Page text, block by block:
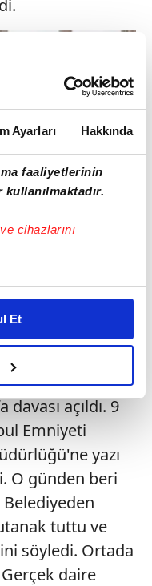
Ayarları Hakkında
faaliyetlerinin
cihazlarını
sizlere özel
Bunu yaparken
deneyimi sunmak
adına
ve bu noktada,
noktasında tek gelir
isteriz.
izin vermedikleri
için İnternet
ait çerezler
çeşitli kişisel
Et
Metin Uçar,
kişiden
davası"
açıldı. 9
Emniyeti
yazı
O günden beri
tuttu ve
söyledi. Ortada
daire